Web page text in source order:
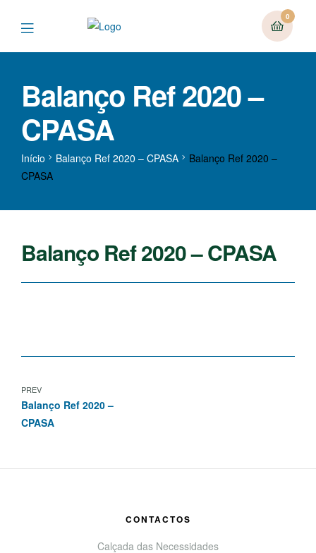
0
Balanço Ref 2020 –
CPASA
Início Balanço Ref 2020 – CPASA
Balanço Ref 2020 –
CPASA
Balanço Ref 2020 – CPASA
PREV
Balanço Ref 2020 –
CPASA
CONTACTOS
Calçada das Necessidades